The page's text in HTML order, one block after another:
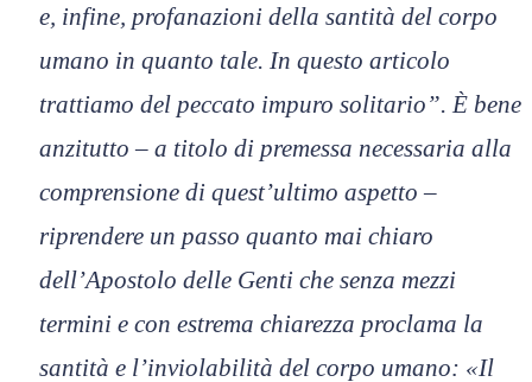
e, infine, profanazioni della santità del corpo
umano in quanto tale. In questo articolo
trattiamo del peccato impuro solitario”. È bene
anzitutto – a titolo di premessa necessaria alla
comprensione di quest’ultimo aspetto –
riprendere un passo quanto mai chiaro
dell’Apostolo delle Genti che senza mezzi
termini e con estrema chiarezza proclama la
santità e l’inviolabilità del corpo umano: «Il